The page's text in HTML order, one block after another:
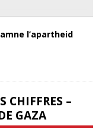
l’apartheid
CHIFFRES –
GAZA